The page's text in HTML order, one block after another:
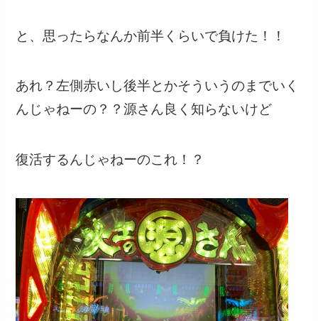
と、思ったらなんか前半くらいで負けた！！
あれ？左側赤いし後半とかそういうのまでいく
んじゃねーの？？源さん良く知らないけど
復活するんじゃねーのこれ！？